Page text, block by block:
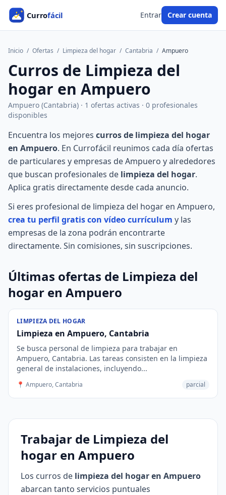
Entrar Crear cuenta
Inicio / Ofertas / Limpieza del hogar / Cantabria / Ampuero
Curros de Limpieza del
hogar en Ampuero
Ampuero (Cantabria) · 1 ofertas activas · 0 profesionales
disponibles
Encuentra los mejores curros de limpieza del hogar
en Ampuero. En Currofácil reunimos cada día ofertas
de particulares y empresas de Ampuero y alrededores
que buscan profesionales de limpieza del hogar.
Aplica gratis directamente desde cada anuncio.
Si eres profesional de limpieza del hogar en Ampuero,
crea tu perfil gratis con vídeo currículum y las
empresas de la zona podrán encontrarte
directamente. Sin comisiones, sin suscripciones.
Últimas ofertas de Limpieza del
hogar en Ampuero
LIMPIEZA DEL HOGAR
Limpieza en Ampuero, Cantabria
Se busca personal de limpieza para trabajar en
Ampuero, Cantabria. Las tareas consisten en la limpieza
general de instalaciones, incluyendo...
📍 Ampuero, Cantabria parcial
Trabajar de Limpieza del
hogar en Ampuero
Los curros de limpieza del hogar en Ampuero
abarcan tanto servicios puntuales